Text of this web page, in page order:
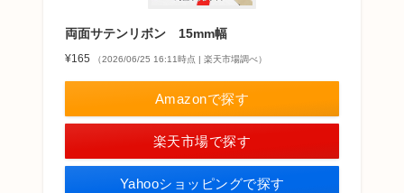
両面サテンリボン 15mm幅
¥165 （2026/06/25 16:11時点 | 楽天市場調べ）
Amazonで探す
楽天市場で探す
Yahooショッピングで探す